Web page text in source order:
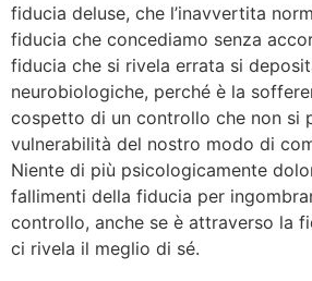
fiducia deluse, che l’inavvertita
fiducia che concediamo senza
fiducia che si rivela errata si
neurobiologiche, perché è la
cospetto di un controllo che non si
vulnerabilità del nostro modo di
Niente di più psicologicamente
fallimenti della fiducia per
controllo, anche se è attraverso la
ci rivela il meglio di sé.